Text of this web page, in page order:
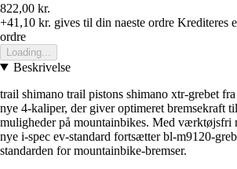
822,00 kr.
+41,10 kr. gives til din naeste ordre Krediteres
ordre
Loading...
Beskrivelse
trail shimano trail pistons shimano xtr-grebet
nye 4-kaliper, der giver optimeret bremsekraft
muligheder på mountainbikes. Med værktøjsfri
nye i-spec ev-standard fortsætter bl-m9120-
standarden for mountainbike-bremser.